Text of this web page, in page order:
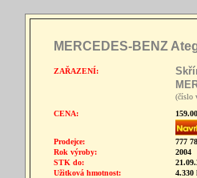
MERCEDES-BENZ
ZAŘAZENÍ:
(číslo
CENA:
Prodejce:
777
Rok výroby:
2004
STK do:
Užitková hmotnost:
4.330